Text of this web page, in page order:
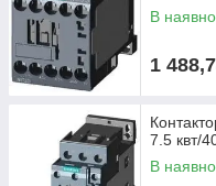
В
1
7.5 квт/
В